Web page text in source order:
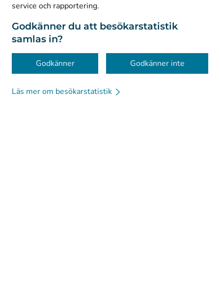
service och rapportering.
Godkänner du att besökarstatistik
samlas in?
Godkänner Godkänner inte
Läs mer om besökarstatistik
Dataskydd
Om webbplatsen
Tillgänglighet
Kakor